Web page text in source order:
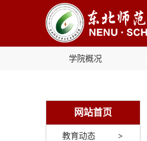
学院概况
网站首页
教育动态